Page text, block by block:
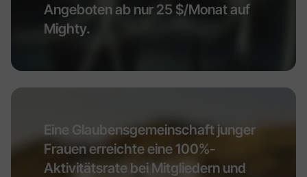
Angeboten ab nur 25 $/Monat auf
Mighty.
Eine Glaubensgemeinschaft junger
Frauen erreichte eine 100%-
Aktivitätsrate bei Mitgliedern und